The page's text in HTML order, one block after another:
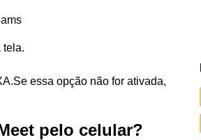
tela.
essa opção não for ativada,
pelo celular?